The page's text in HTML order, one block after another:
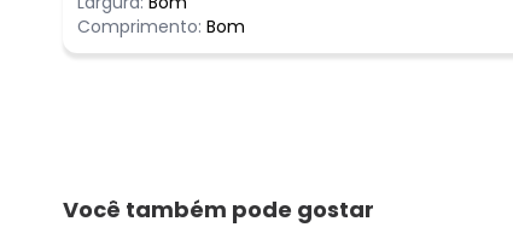
Comprimento: Bom
Você também pode gostar